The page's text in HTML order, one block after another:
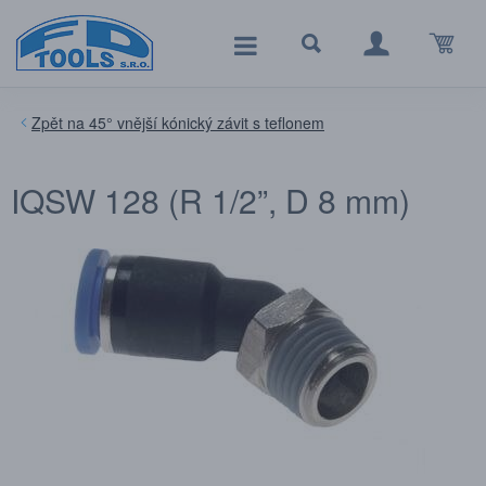
45° vnější kónický závit s teflonem
IQSW 128 (R 1/2”, D 8 mm)